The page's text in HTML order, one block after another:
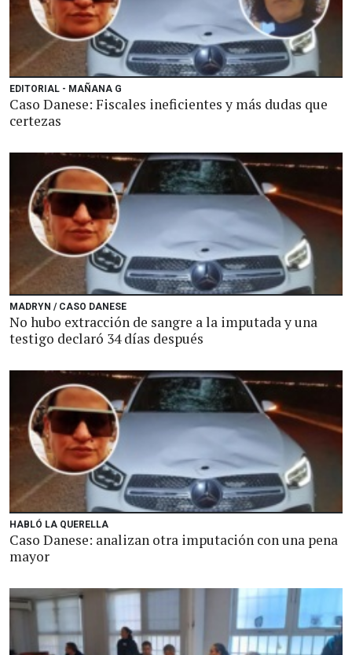
EDITORIAL - MAÑANA G
Caso Danese: Fiscales ineficientes y más dudas que
certezas
MADRYN / CASO DANESE
No hubo extracción de sangre a la imputada y una
testigo declaró 34 días después
HABLÓ LA QUERELLA
Caso Danese: analizan otra imputación con una pena
mayor